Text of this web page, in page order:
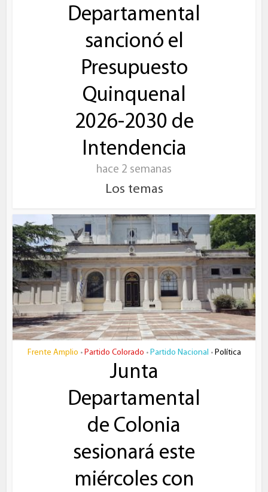
Departamental
sancionó el
Presupuesto
Quinquenal
2026-2030 de
Intendencia
hace 2 semanas
Los temas
Frente Amplio • Partido Colorado • Partido Nacional • Política
Junta
Departamental
de Colonia
sesionará este
miércoles con